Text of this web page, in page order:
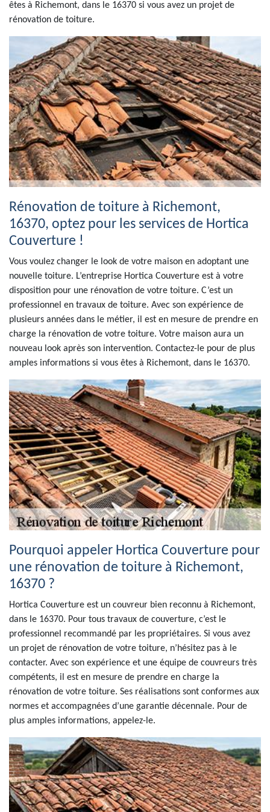
êtes à Richemont, dans le 16370 si vous avez un projet de
rénovation de toiture.
Rénovation de toiture à Richemont,
16370, optez pour les services de Hortica
Couverture !
Vous voulez changer le look de votre maison en adoptant une
nouvelle toiture. L’entreprise Hortica Couverture est à votre
disposition pour une rénovation de votre toiture. C’est un
professionnel en travaux de toiture. Avec son expérience de
plusieurs années dans le métier, il est en mesure de prendre en
charge la rénovation de votre toiture. Votre maison aura un
nouveau look après son intervention. Contactez-le pour de plus
amples informations si vous êtes à Richemont, dans le 16370.
Pourquoi appeler Hortica Couverture pour
une rénovation de toiture à Richemont,
16370 ?
Hortica Couverture est un couvreur bien reconnu à Richemont,
dans le 16370. Pour tous travaux de couverture, c’est le
professionnel recommandé par les propriétaires. Si vous avez
un projet de rénovation de votre toiture, n’hésitez pas à le
contacter. Avec son expérience et une équipe de couvreurs très
compétents, il est en mesure de prendre en charge la
rénovation de votre toiture. Ses réalisations sont conformes aux
normes et accompagnées d’une garantie décennale. Pour de
plus amples informations, appelez-le.